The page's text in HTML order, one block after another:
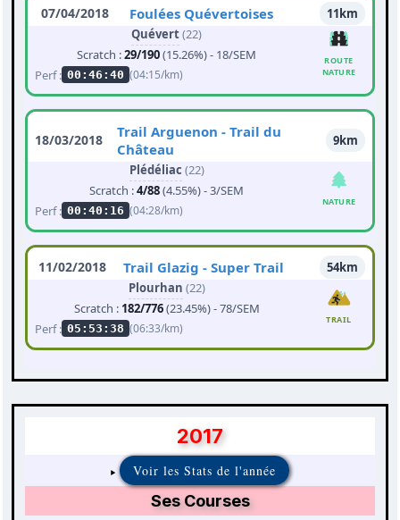
07/04/2018 Foulées Quévertoises
11km
Quévert(22)
Scratch :29/190(15.26%) - 18/SEM
Perf : 00:46:40 (04:15/km)
ROUTE
NATURE
18/03/2018
Trail Arguenon - Trail du
Château
9km
Plédéliac (22)
Scratch :4/88(4.55%) - 3/SEM
Perf : 00:40:16 (04:28/km)
NATURE
11/02/2018 Trail Glazig - Super Trail
54km
Plourhan (22)
Scratch : 182/776(23.45%) - 78/SEM
Perf : 05:53:38 (06:33/km)
TRAIL
2017
Voir les Stats de l'année
Ses Courses